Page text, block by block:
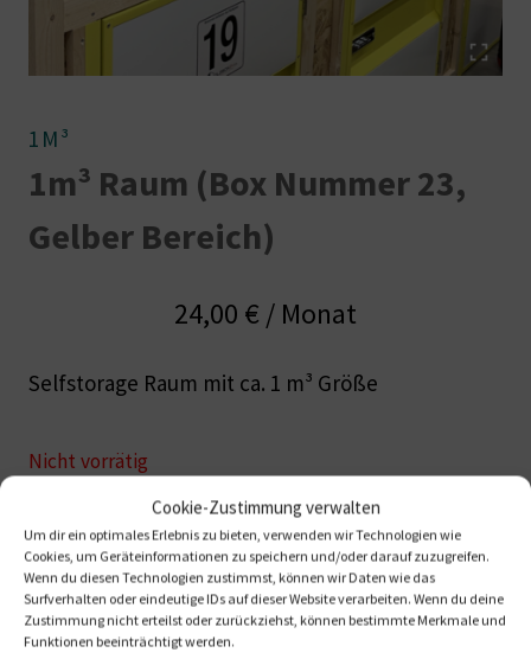
Cookie-Zustimmung verwalten
Um dir ein optimales Erlebnis zu bieten, verwenden wir Technologien wie
Cookies, um Geräteinformationen zu speichern und/oder darauf zuzugreifen.
Wenn du diesen Technologien zustimmst, können wir Daten wie das
Surfverhalten oder eindeutige IDs auf dieser Website verarbeiten. Wenn du deine
Zustimmung nicht erteilst oder zurückziehst, können bestimmte Merkmale und
Funktionen beeinträchtigt werden.
1M³
1m³ Raum (Box Nummer 23,
Gelber Bereich)
24,00 € / Monat
Selfstorage Raum mit ca. 1 m³ Größe
Nicht vorrätig
Benachrichtigt Mich, Wenn Die
Box Wieder Verfügbar Ist